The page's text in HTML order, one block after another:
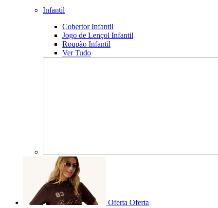
Infantil
Cobertor Infantil
Jogo de Lençol Infantil
Roupão Infantil
Ver Tudo
Oferta Oferta